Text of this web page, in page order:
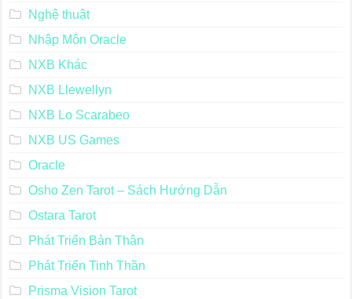
Nghệ thuật
Nhập Môn Oracle
NXB Khác
NXB Llewellyn
NXB Lo Scarabeo
NXB US Games
Oracle
Osho Zen Tarot – Sách Hướng Dẫn
Ostara Tarot
Phát Triển Bản Thân
Phát Triển Tinh Thần
Prisma Vision Tarot